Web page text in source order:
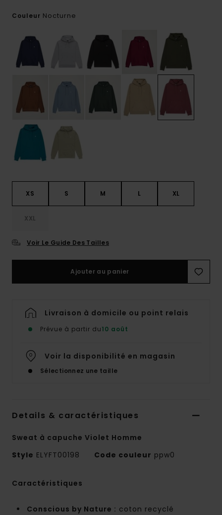
Couleur Nocturne
XS S M L XL
XXL
Voir Le Guide Des Tailles
Ajouter au panier
Livraison à domicile ou point relais
Prévue à partir du10 août
Voir la disponibilité en magasin
Sélectionnez une taille
Details & caractéristiques
Sweat à capuche Violet Homme
Style ELYFT00198 Code couleur ppw0
Caractéristiques
Conscious by Nature : coton recyclé